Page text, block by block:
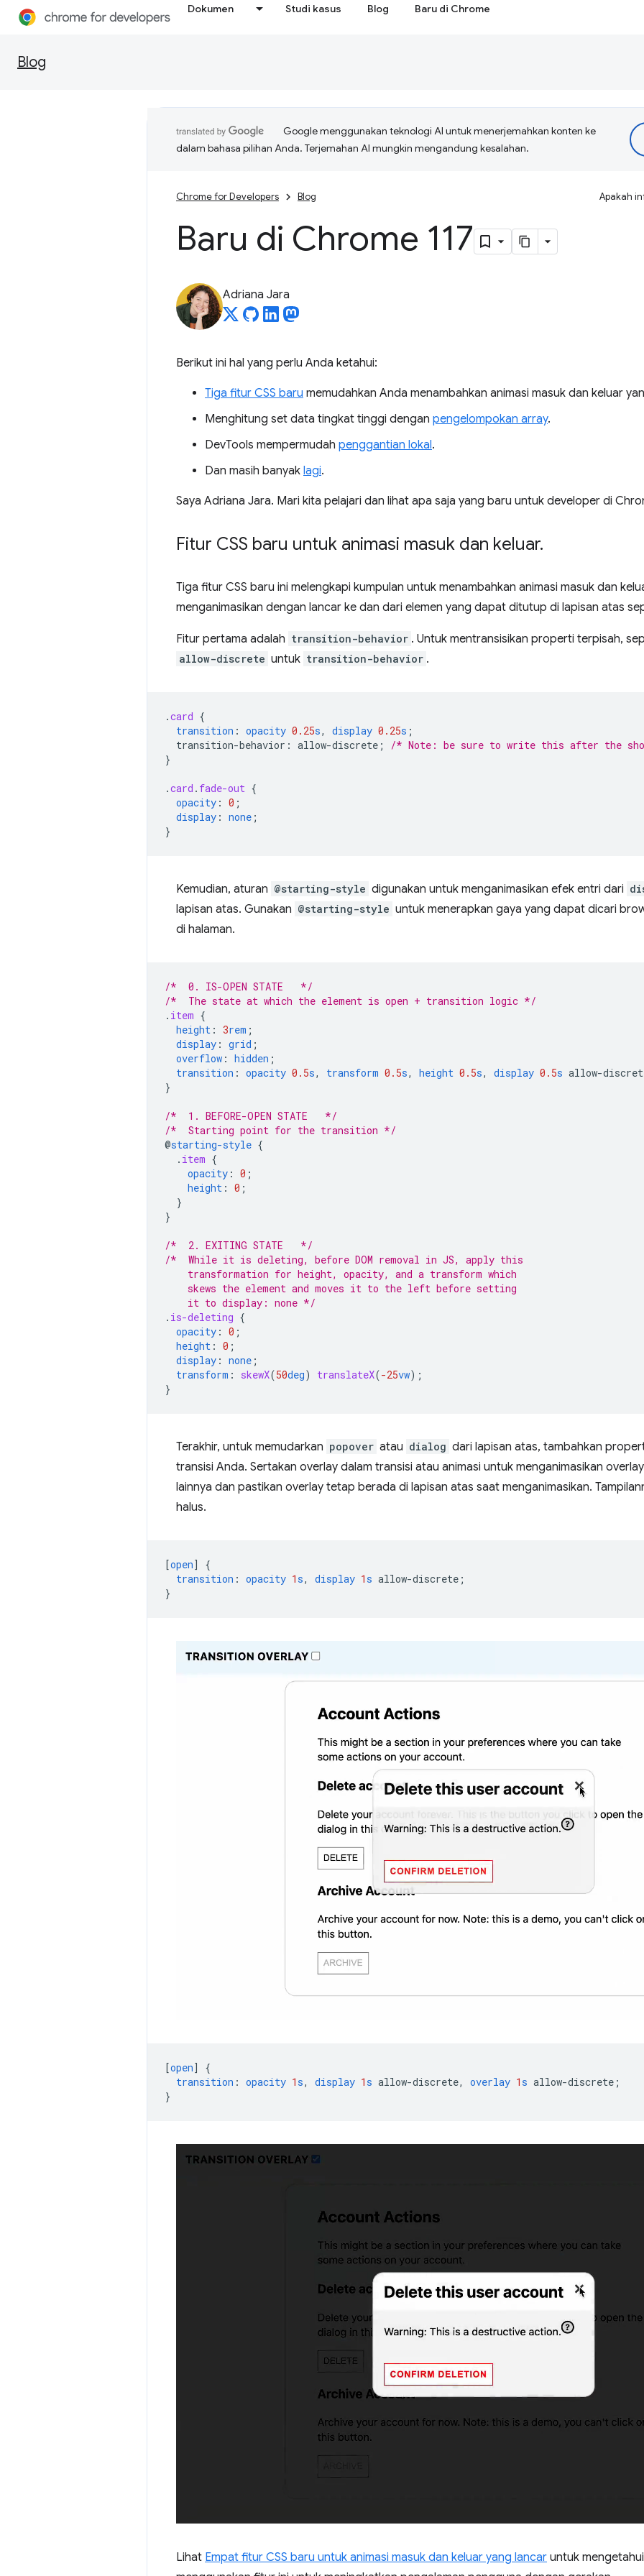
Dokumen Studi kasus Blog Baru di Chrome
Blog
Google menggunakan teknologi AI untuk menerjemahkan konten ke
dalam bahasa pilihan Anda. Terjemahan AI mungkin mengandung kesalahan.
Chrome for Developers Blog Apakah
Baru di Chrome 117
Adriana Jara
Berikut ini hal yang perlu Anda ketahui:
Tiga fitur CSS baru memudahkan Anda menambahkan animasi masuk dan keluar
Menghitung set data tingkat tinggi dengan pengelompokan array.
DevTools mempermudah penggantian lokal.
Dan masih banyak lagi.
Saya Adriana Jara. Mari kita pelajari dan lihat apa saja yang baru untuk developer di
Fitur CSS baru untuk animasi masuk dan keluar.
Tiga fitur CSS baru ini melengkapi kumpulan untuk menambahkan animasi masuk dan
menganimasikan dengan lancar ke dan dari elemen yang dapat ditutup di lapisan atas
Fitur pertama adalah transition-behavior . Untuk mentransisikan properti terpisah,
allow-discrete untuk transition-behavior .
.card {
transition : opacity 0.25s, display 0.25s ;
transition-behavior : allow-discrete ;
/* Note: be sure to write this after the
}
.card . fade-out {
opacity : 0 ;
display : none ;
}
Kemudian, aturan @starting-style digunakan untuk menganimasikan efek entri dari
lapisan atas. Gunakan @starting-style untuk menerapkan gaya yang dapat dicari
di halaman.
/*  0. IS-OPEN STATE   */
/*  The state at which the element is open + transition logic */
. item {
height : 3rem ;
display : grid ;
overflow : hidden ;
transition : opacity 0.5s, transform 0.5s, height 0.5s, display 0.5s allow-
}
/*  1. BEFORE-OPEN STATE   */
/*  Starting point for the transition */
@starting-style {
. item {
opacity : 0 ;
height : 0 ;
}
}
/*  2. EXITING STATE   */
/*  While it is deleting, before DOM removal in JS, apply this
    transformation for height, opacity, and a transform which
    skews the element and moves it to the left before setting
    it to display: none */
. is-deleting {
opacity : 0 ;
height : 0 ;
display : none ;
transform : skewX(50deg) translateX(-25vw);
}
Terakhir, untuk memudarkan popover atau dialog dari lapisan atas, tambahkan
transisi Anda. Sertakan overlay dalam transisi atau animasi untuk menganimasikan
lainnya dan pastikan overlay tetap berada di lapisan atas saat menganimasikan.
halus.
[open]
{
transition : opacity 1s, display 1s allow-discrete ;
}
[open]
{
transition : opacity 1s, display 1s allow-discrete, overlay 1s allow-discrete ;
}
Lihat Empat fitur CSS baru untuk animasi masuk dan keluar yang lancar untuk